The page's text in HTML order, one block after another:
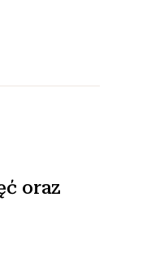
oraz